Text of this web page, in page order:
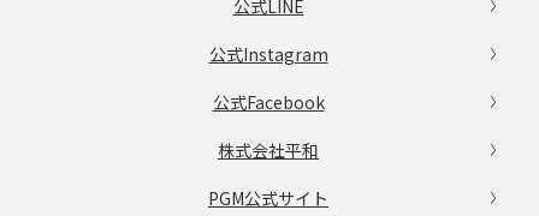
公式LINE
公式Instagram
公式Facebook
株式会社平和
PGM公式サイト